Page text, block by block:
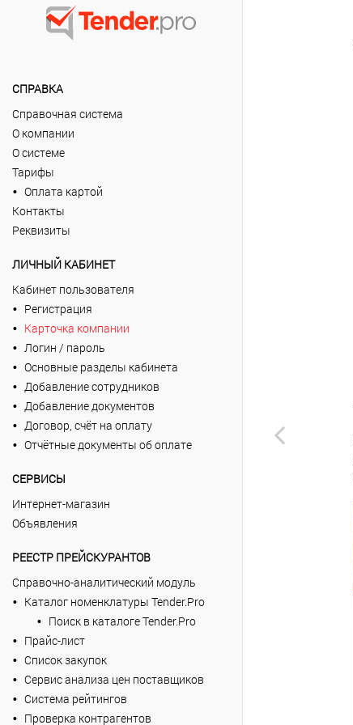
СПРАВКА
Справочная система
О компании
О системе
Тарифы
Оплата картой
Контакты
Реквизиты
ЛИЧНЫЙ КАБИНЕТ
Кабинет пользователя
Регистрация
Карточка компании
Логин / пароль
Основные разделы кабинета
Добавление сотрудников
Добавление документов
Договор, счёт на оплату
Отчётные документы об оплате
СЕРВИСЫ
Интернет-магазин
Объявления
РЕЕСТР ПРЕЙСКУРАНТОВ
Справочно-аналитический модуль
Каталог номенклатуры Tender.Pro
Поиск в каталоге Tender.Pro
Прайс-лист
Список закупок
Сервис анализа цен поставщиков
Система рейтингов
Проверка контрагентов